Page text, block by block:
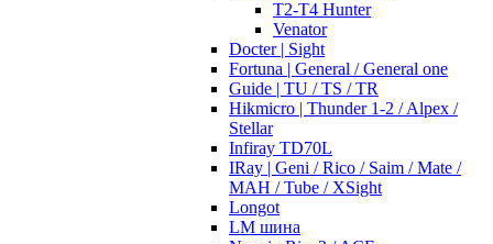
T2-T4 Hunter
Venator
Docter | Sight
Fortuna | General / General one
Guide | TU / TS / TR
Hikmicro | Thunder 1-2 / Alpex /
Stellar
Infiray TD70L
IRay | Geni / Rico / Saim / Mate /
MAH / Tube / XSight
Longot
LM шина